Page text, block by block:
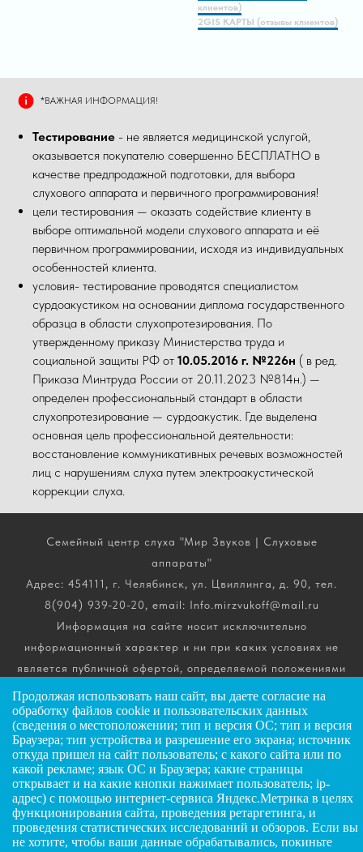
ЗАДАТЬ ВОПРОС
Продолжая использовать наш сайт, вы даете согласие на
обработку файлов cookie и пользовательских данных
(сведения о местоположении; тип и версия ОС; тип и версия
Браузера; тип устройства и разрешение его экрана; источник
откуда пришел на сайт пользователь; с какого сайта или по
какой рекламе; язык ОС и Браузера; какие страницы
открывает и на какие кнопки нажимает пользователь; ip-
адрес) с помощью интернет-сервиса Яндекс.Метрика в целях
функционирования сайта, проведения ретаргетинга, и
проведения статистических исследований и обзоров. Если вы
не хотите, чтобы ваши данные обрабатывались, покиньте
клиентов)
2GIS КАРТЫ (отзывы клиентов)
*ВАЖНАЯ ИНФОРМАЦИЯ!
Тестирование - не является медицинской услугой,
оказывается покупателю совершенно БЕСПЛАТНО в
качестве предпродажной подготовки, для выбора
слухового аппарата и первичного программирования!
цели тестирования — оказать содействие клиенту в
выборе оптимальной модели слухового аппарата и её
первичном программировании, исходя из индивидуальных
особенностей клиента.
условия- тестирование проводятся специалистом
сурдоакустиком на основании диплома государственного
образца в области слухопротезирования. По
утвержденному приказу Министерства труда и
социальной защиты РФ от 10.05.2016 г. №226н ( в ред.
Приказа Минтруда России от 20.11.2023 №814н.) —
определен профессиональный стандарт в области
слухопротезирование — сурдоакустик. Где выделена
основная цель профессиональной деятельности:
восстановление коммуникативных речевых возможностей
лиц с нарушениям слуха путем электроакустической
коррекции слуха.
Семейный центр слуха "Мир Звуков | Слуховые
аппараты"
Адрес: 454111, г. Челябинск, ул. Цвиллинга, д. 90, тел.
8(904) 939-20-20, email: Info.mirzvukoff@mail.ru
Информация на сайте носит исключительно
информационный характер и ни при каких условиях не
является публичной офертой, определяемой положениями
ч. 2 ст. 437 Гражданского кодекса РФ. Получить
подробную информацию о стоимости, комплектации и
сроках выполнения услуг вы можете по телефону горячей
линии.
ИП Андриянов Анатолий Николаевич
ИНН: 025607445034
ОГРНИП: 323028000072885